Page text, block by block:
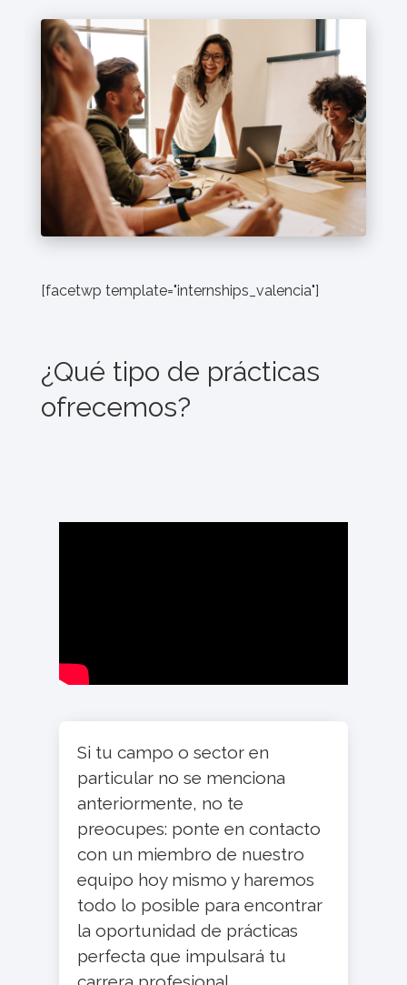
[facetwp template="internships_valencia"]
¿Qué tipo de prácticas
ofrecemos?
Si tu campo o sector en
particular no se menciona
anteriormente, no te
preocupes: ponte en contacto
con un miembro de nuestro
equipo hoy mismo y haremos
todo lo posible para encontrar
la oportunidad de prácticas
perfecta que impulsará tu
carrera profesional.